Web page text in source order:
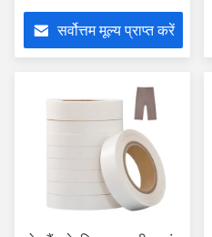
सर्वोत्तम मूल्य प्राप्त करें